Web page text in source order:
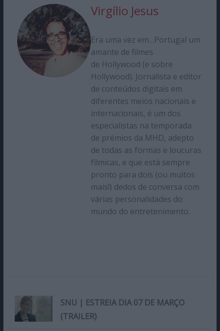
Virgílio Jesus
Era uma vez em…Portugal um
amante de filmes
de Hollywood (e sobre
Hollywood). Jornalista e editor
de conteúdos digitais em
diferentes meios nacionais e
internacionais, é um dos
especialistas na temporada
de prémios da MHD, adepto
de todas as formas e loucuras
fílmicas, e que está sempre
pronto para dois (ou muitos
mais!) dedos de conversa com
várias personalidades do
mundo do entretenimento.
SNU | ESTREIA DIA 07 DE MARÇO
(TRAILER)